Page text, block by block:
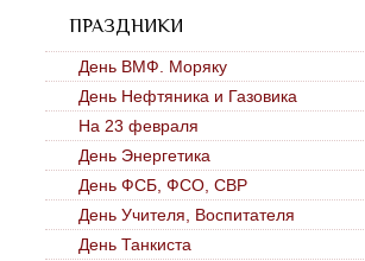
ПРАЗДНИКИ
День ВМФ. Моряку
День Нефтяника и Газовика
На 23 февраля
День Энергетика
День ФСБ, ФСО, СВР
День Учителя, Воспитателя
День Танкиста